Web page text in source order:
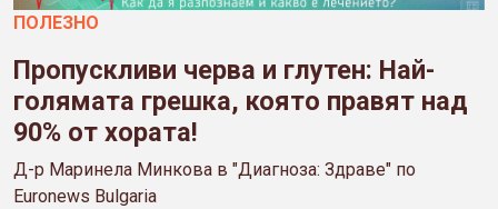
ПОЛЕЗНO
Пропускливи черва и глутен: Най-
голямата грешка, която правят над
90% от хората!
Д-р Маринела Минкова в "Диагноза: Здраве" по
Euronews Bulgaria